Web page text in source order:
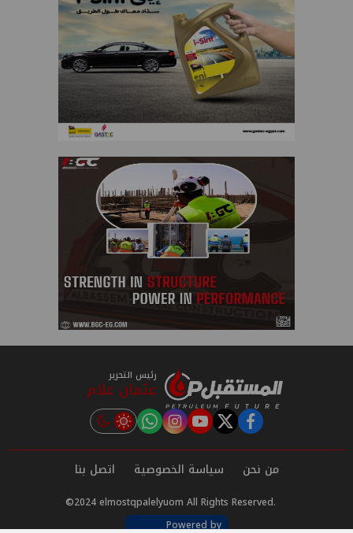
رئيس التحرير
عثمان علام
facebook
twitter
youtube
instagram
tiktok
من نحن سياسة الخصوصية اتصل بنا
©2024 elmostqpalelyuom All Rights Reserved.
Powered by